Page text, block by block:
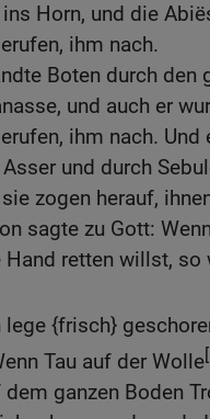
Horn, und die
ihm nach.
Boten durch den
und auch er
ihm nach. Und
und durch
zogen herauf,
sagte zu Gott:
Hand retten willst, so
lege {frisch}
Tau auf der Wolle
ganzen Boden